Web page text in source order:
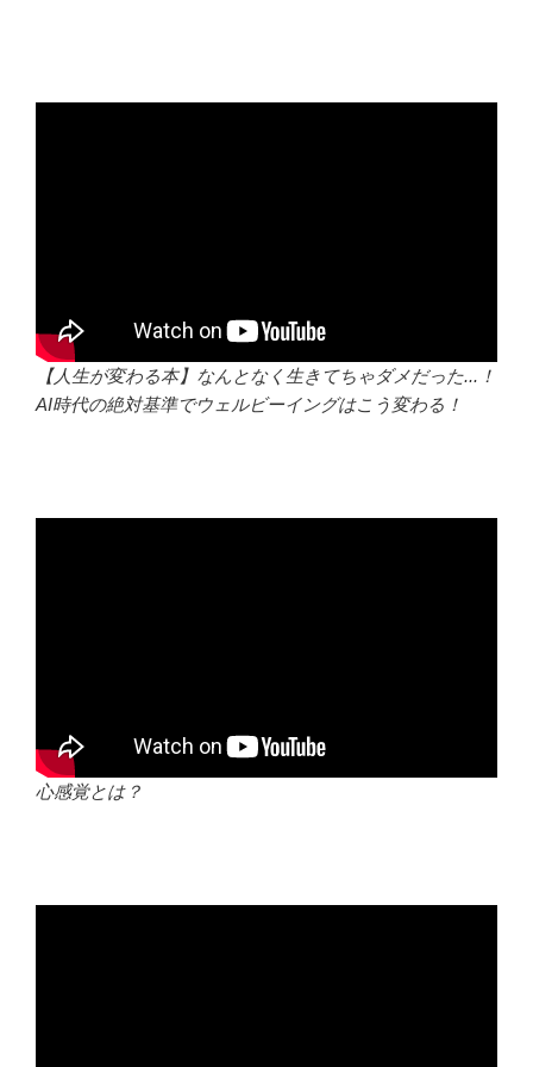
【人生が変わる本】なんとなく生きてちゃダメだった...！
AI時代の絶対基準でウェルビーイングはこう変わる！
心感覚とは？